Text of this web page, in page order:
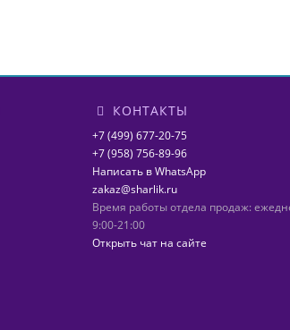
КОНТАКТЫ
+7 (499) 677-20-75
+7 (958) 756-89-96
Написать в WhatsApp
zakaz@sharlik.ru
Время работы отдела продаж:
9:00-21:00
Открыть чат на сайте